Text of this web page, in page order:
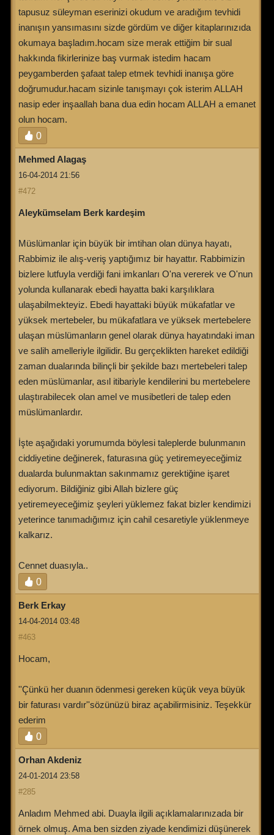
tapusuz süleyman eserinizi okudum ve aradığım tevhidi
inanışın yansımasını sizde gördüm ve diğer kitaplarınızıda
okumaya başladım.hocam size merak ettiğim bir sual
hakkında fikirlerinize baş vurmak istedim hacam
peygamberden şafaat talep etmek tevhidi inanışa göre
doğrumudur.hacam sizinle tanışmayı çok isterim ALLAH
nasip eder inşaallah bana dua edin hocam ALLAH a emanet
olun hocam.
0
Mehmed Alagaş
16-04-2014 21:56
#472
Aleykümselam Berk kardeşim
Müslümanlar için büyük bir imtihan olan dünya hayatı,
Rabbimiz ile alış-veriş yaptığımız bir hayattır. Rabbimizin
bizlere lutfuyla verdiği fani imkanları O'na vererek ve O'nun
yolunda kullanarak ebedi hayatta baki karşılıklara
ulaşabilmekteyiz. Ebedi hayattaki büyük mükafatlar ve
yüksek mertebeler, bu mükafatlara ve yüksek mertebelere
ulaşan müslümanların genel olarak dünya hayatındaki iman
ve salih amelleriyle ilgilidir. Bu gerçeklikten hareket edildiği
zaman dualarında bilinçli bir şekilde bazı mertebeleri talep
eden müslümanlar, asıl itibariyle kendilerini bu mertebelere
ulaştırabilecek olan amel ve musibetleri de talep eden
müslümanlardır.
İşte aşağıdaki yorumumda böylesi taleplerde bulunmanın
ciddiyetine değinerek, faturasına güç yetiremeyeceğimiz
dualarda bulunmaktan sakınmamız gerektiğine işaret
ediyorum. Bildiğiniz gibi Allah bizlere güç
yetiremeyeceğimiz şeyleri yüklemez fakat bizler kendimizi
yeterince tanımadığımız için cahil cesaretiyle yüklenmeye
kalkarız.
Cennet duasıyla..
0
Berk Erkay
14-04-2014 03:48
#463
Hocam,
''Çünkü her duanın ödenmesi gereken küçük veya büyük
bir faturası vardır''sözünüzü biraz açabilirmisiniz. Teşekkür
ederim
0
Orhan Akdeniz
24-01-2014 23:58
#285
Anladım Mehmed abi. Duayla ilgili açıklamalarınızada bir
örnek olmuş. Ama ben sizden ziyade kendimizi düşünerek